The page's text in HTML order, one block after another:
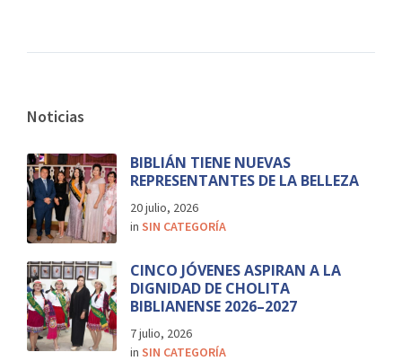
Noticias
BIBLIÁN TIENE NUEVAS
REPRESENTANTES DE LA BELLEZA
20 julio, 2026
in SIN CATEGORÍA
CINCO JÓVENES ASPIRAN A LA
DIGNIDAD DE CHOLITA
BIBLIANENSE 2026–2027
7 julio, 2026
in SIN CATEGORÍA